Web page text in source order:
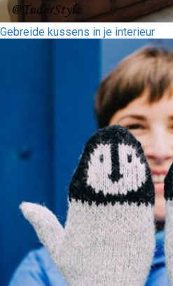
Gebreide kussens in je interieur